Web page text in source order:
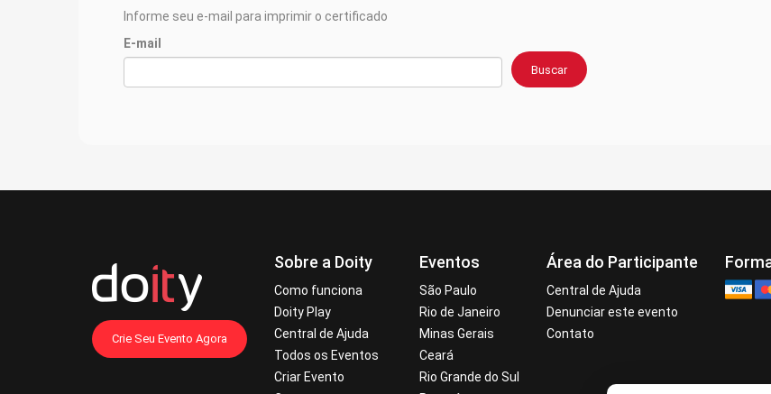
Informe seu e-mail para imprimir o certificado
E-mail
Buscar
Crie Seu Evento Agora
Sobre a Doity
Como funciona
Doity Play
Central de Ajuda
Todos os Eventos
Criar Evento
Eventos
São Paulo
Rio de Janeiro
Minas Gerais
Ceará
Rio Grande do Sul
Área do Participante
Central de Ajuda
Denunciar este evento
Contato